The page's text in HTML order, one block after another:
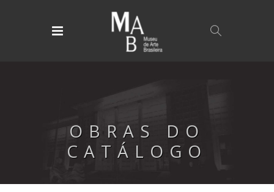
OBRAS DO
CATÁLOGO